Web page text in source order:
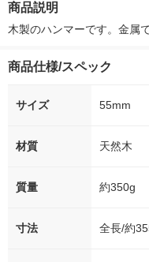
シ） オリジナル
商品説明
木製のハンマーです。金属
商品仕様/スペック
サイズ 55mm
材質 天然木
質量 約350g
寸法 全長/約